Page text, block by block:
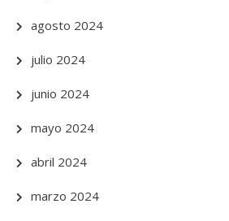
agosto 2024
julio 2024
junio 2024
mayo 2024
abril 2024
marzo 2024